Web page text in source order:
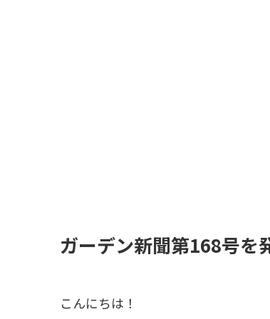
ガーデン新聞第168号を
こんにちは！